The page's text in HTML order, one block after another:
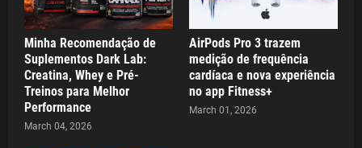
Minha Recomendação de
Suplementos Dark Lab:
Creatina, Whey e Pré-
Treinos para Melhor
Performance
March 04, 2026
AirPods Pro 3 trazem
medição de frequência
cardíaca e nova experiência
no app Fitness+
March 01, 2026